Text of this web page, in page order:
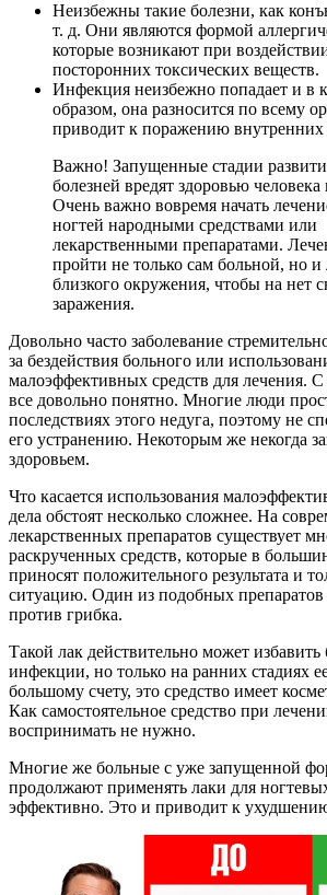
Неизбежны такие болезни, как
т. д. Они являются формой
которые возникают при
посторонних токсических веществ.
Инфекция неизбежно попадает и в
образом, она разносится по всему
приводит к поражению внутренних
Важно! Запущенные стадии
болезней вредят здоровью
Очень важно вовремя начать
ногтей народными средствами или
лекарственными препаратами.
пройти не только сам больной, но и
близкого окружения, чтобы на нет
заражения.
Довольно часто заболевание
за бездействия больного или
малоэффективных средств для лечения.
все довольно понятно. Многие люди
последствиях этого недуга, поэтому не
его устранению. Некоторым же некогда
здоровьем.
Что касается использования
дела обстоят несколько сложнее. На
лекарственных препаратов существует
раскрученных средств, которые в
приносят положительного результата и
ситуацию. Один из подобных
против грибка.
Такой лак действительно может избавить
инфекции, но только на ранних стадиях
большому счету, это средство имеет
Как самостоятельное средство при
воспринимать не нужно.
Многие же больные с уже запущенной
продолжают применять лаки для
эффективно. Это и приводит к